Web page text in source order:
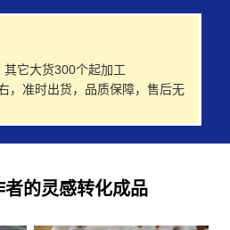
它大货300个起加工
，准时出货，品质保障，售后无
的灵感转化成品